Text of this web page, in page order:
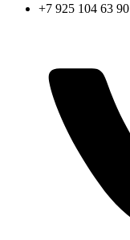
+7 925 104 63 90